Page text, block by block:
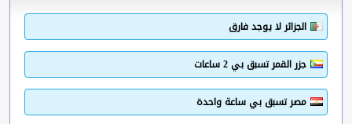
الجزائر لا يوجد فارق
جزر القمر تسبق بي 2 ساعات
مصر تسبق بي ساعة واحدة